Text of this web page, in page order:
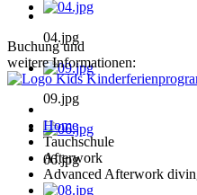
04.jpg
09.jpg
06.jpg
Buchung und
weitere Informationen:
Home
Tauchschule
Afterwork
Advanced Afterwork